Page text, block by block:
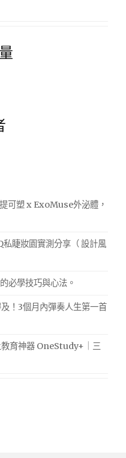
可塑 x ExoMuse外泌體，
睫妝園實測分享（ 設計風
必學技巧與心法。
！3個月內彈奏人生第一首
育神器 OneStudy+｜三